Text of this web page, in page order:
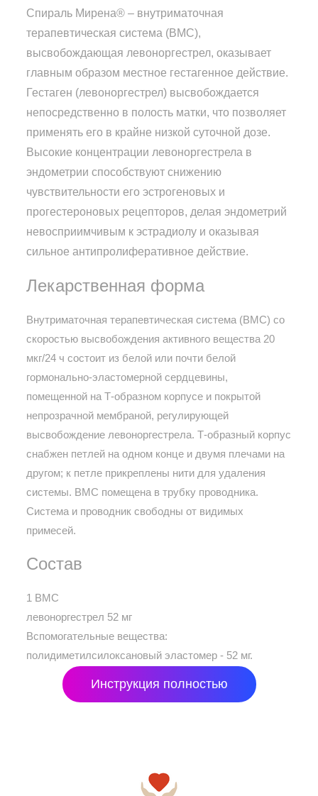
Спираль Мирена® – внутриматочная
терапевтическая система (ВМС),
высвобождающая левоноргестрел, оказывает
главным образом местное гестагенное действие.
Гестаген (левоноргестрел) высвобождается
непосредственно в полость матки, что позволяет
применять его в крайне низкой суточной дозе.
Высокие концентрации левоноргестрела в
эндометрии способствуют снижению
чувствительности его эстрогеновых и
прогестероновых рецепторов, делая эндометрий
невосприимчивым к эстрадиолу и оказывая
сильное антипролиферативное действие.
Лекарственная форма
Внутриматочная терапевтическая система (ВМС) со
скоростью высвобождения активного вещества 20
мкг/24 ч состоит из белой или почти белой
гормонально-эластомерной сердцевины,
помещенной на Т-образном корпусе и покрытой
непрозрачной мембраной, регулирующей
высвобождение левоноргестрела. Т-образный корпус
снабжен петлей на одном конце и двумя плечами на
другом; к петле прикреплены нити для удаления
системы. ВМС помещена в трубку проводника.
Система и проводник свободны от видимых
примесей.
Состав
1 ВМС
левоноргестрел 52 мг
Вспомогательные вещества:
полидиметилсилоксановый эластомер - 52 мг.
Инструкция полностью